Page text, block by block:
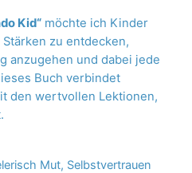
Kid“ möchte ich Kinder
zu entdecken,
anzugehen und dabei jede
Buch verbindet
den wertvollen Lektionen,
Mut, Selbstvertrauen